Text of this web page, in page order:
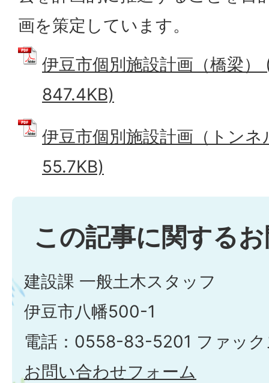
画を策定しています。
伊豆市個別施設計画（橋梁）
847.4KB)
伊豆市個別施設計画（トン
55.7KB)
この記事に関する
建設課 一般土木スタッフ
伊豆市八幡500-1
電話：0558-83-5201 ファッ
お問い合わせフォーム